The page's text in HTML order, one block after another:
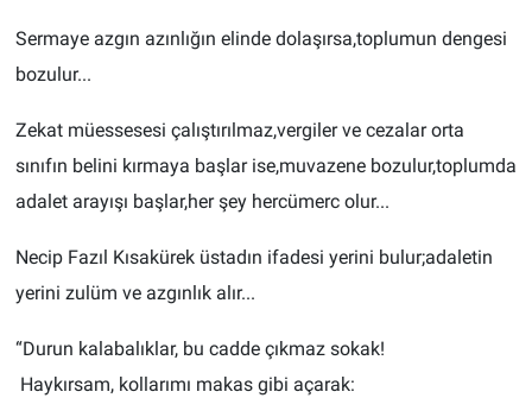
Sermaye azgın azınlığın elinde dolaşırsa,toplumun dengesi
bozulur...
Zekat müessesesi çalıştırılmaz,vergiler ve cezalar orta
sınıfın belini kırmaya başlar ise,muvazene bozulur,toplumda
adalet arayışı başlar,her şey hercümerc olur...
Necip Fazıl Kısakürek üstadın ifadesi yerini bulur;adaletin
yerini zulüm ve azgınlık alır...
“Durun kalabalıklar, bu cadde çıkmaz sokak!
Haykırsam, kollarımı makas gibi açarak:
Bilim, Teknoloji
ASAYİŞ
ÇEVRE
HABERDE İNSAN
BİLİM VE TEKNOLOJİ